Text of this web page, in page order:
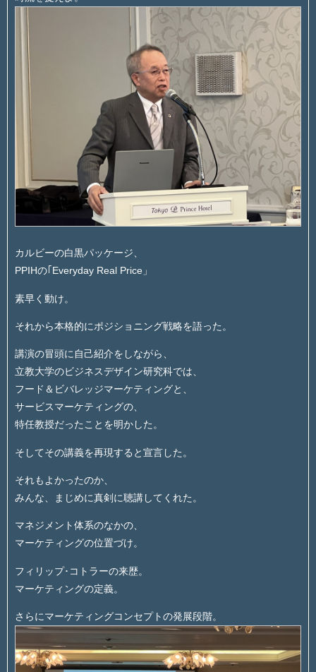
カルビーの白黒パッケージ、
PPIHの｢Everyday Real Price」
素早く動け。
それから本格的にポジショニング戦略を語った。
講演の冒頭に自己紹介をしながら、
立教大学のビジネスデザイン研究科では、
フード＆ビバレッジマーケティングと、
サービスマーケティングの、
特任教授だったことを明かした。
そしてその講義を再現すると宣言した。
それもよかったのか、
みんな、まじめに真剣に聴講してくれた。
マネジメント体系のなかの、
マーケティングの位置づけ。
フィリップ･コトラーの来歴。
マーケティングの定義。
さらにマーケティングコンセプトの発展段階。